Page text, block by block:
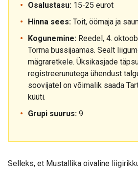
Osalustasu: 15-25 eurot
Hinna sees: Toit, öömaja ja
Kogunemine: Reedel, 4.
Torma bussijaamas. Sealt
mägraretkele. Üksikasjade
registreerunutega ühendust
soovijatel on võimalik saada
küüti.
Grupi suurus: 9
Selleks, et Mustallika oivaline